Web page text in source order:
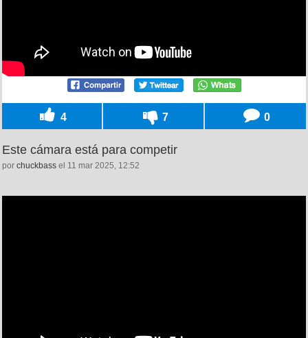
4 7 0
Este cámara está para competir
por chuckbass el 11 mar 2025, 12:52